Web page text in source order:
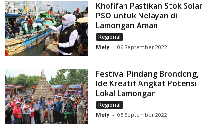
Khofifah Pastikan Stok Solar
PSO untuk Nelayan di
Lamongan Aman
Regional
Mely - 06 September 2022
Festival Pindang Brondong,
Ide Kreatif Angkat Potensi
Lokal Lamongan
Regional
Mely - 05 September 2022